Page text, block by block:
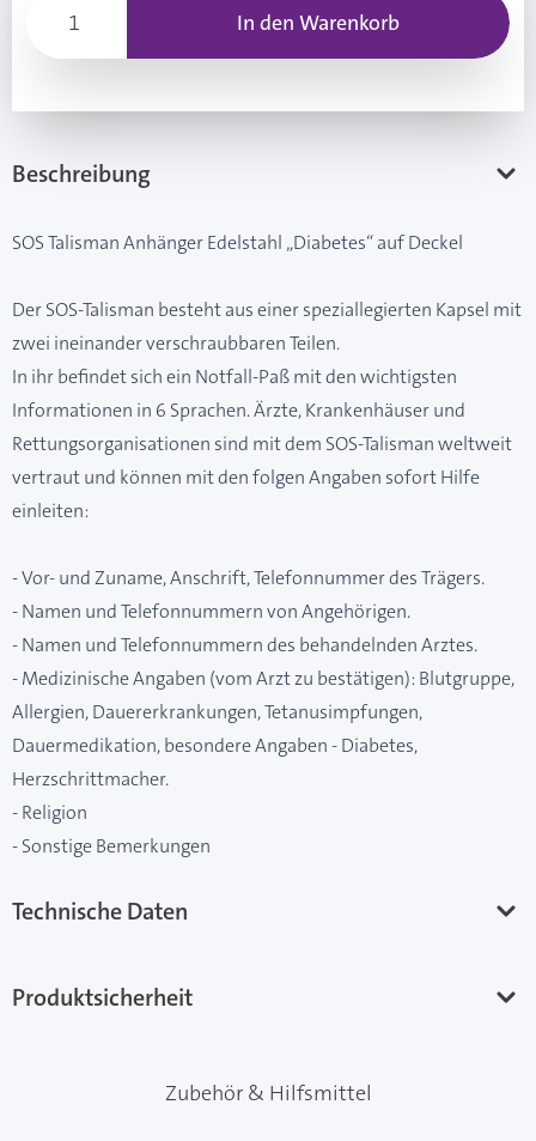
In den Warenkorb
Beschreibung
SOS Talisman Anhänger Edelstahl „Diabetes“ auf Deckel
Der SOS-Talisman besteht aus einer speziallegierten Kapsel mit
zwei ineinander verschraubbaren Teilen.
In ihr befindet sich ein Notfall-Paß mit den wichtigsten
Informationen in 6 Sprachen. Ärzte, Krankenhäuser und
Rettungsorganisationen sind mit dem SOS-Talisman weltweit
vertraut und können mit den folgen Angaben sofort Hilfe
einleiten:
- Vor- und Zuname, Anschrift, Telefonnummer des Trägers.
- Namen und Telefonnummern von Angehörigen.
- Namen und Telefonnummern des behandelnden Arztes.
- Medizinische Angaben (vom Arzt zu bestätigen): Blutgruppe,
Allergien, Dauererkrankungen, Tetanusimpfungen,
Dauermedikation, besondere Angaben - Diabetes,
Herzschrittmacher.
- Religion
- Sonstige Bemerkungen
Technische Daten
Produktsicherheit
Zubehör & Hilfsmittel